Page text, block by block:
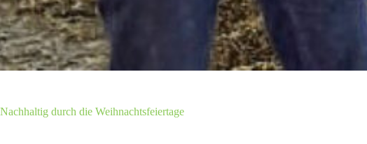
Nachhaltig durch die Weihnachtsfeiertage